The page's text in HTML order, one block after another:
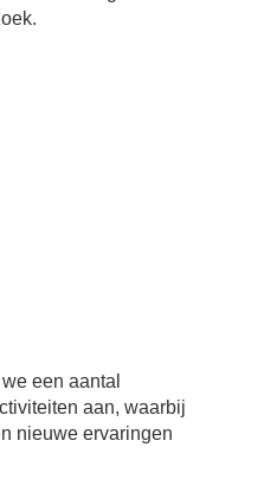
een aantal
aan, waarbij
nieuwe ervaringen